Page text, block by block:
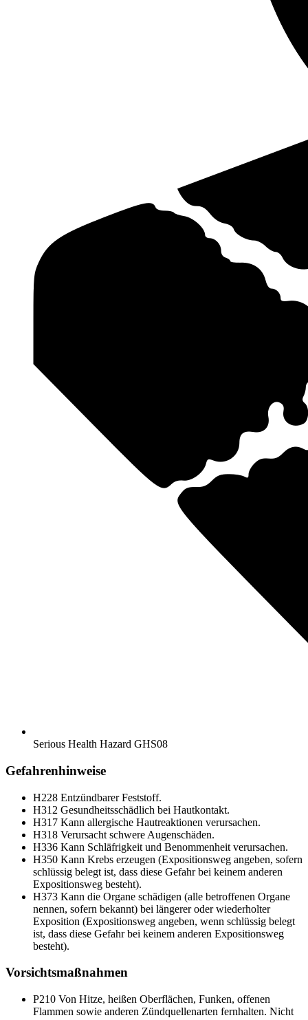
Serious Health Hazard GHS08
Gefahrenhinweise
H228 Entzündbarer Feststoff.
H312 Gesundheitsschädlich bei Hautkontakt.
H317 Kann allergische Hautreaktionen verursachen.
H318 Verursacht schwere Augenschäden.
H336 Kann Schläfrigkeit und Benommenheit verursachen.
H350 Kann Krebs erzeugen (Expositionsweg angeben, sofern
schlüssig belegt ist, dass diese Gefahr bei keinem anderen
Expositionsweg besteht).
H373 Kann die Organe schädigen (alle betroffenen Organe
nennen, sofern bekannt) bei längerer oder wiederholter
Exposition (Expositionsweg angeben, wenn schlüssig belegt
ist, dass diese Gefahr bei keinem anderen Expositionsweg
besteht).
Vorsichtsmaßnahmen
P210 Von Hitze, heißen Oberflächen, Funken, offenen
Flammen sowie anderen Zündquellenarten fernhalten. Nicht